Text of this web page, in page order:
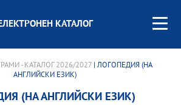
КАТАЛОГ
- КАТАЛОГ 2026/2027| ЛОГОПЕДИЯ (НА
АНГЛИЙСКИ ЕЗИК)
(НА АНГЛИЙСКИ ЕЗИК)